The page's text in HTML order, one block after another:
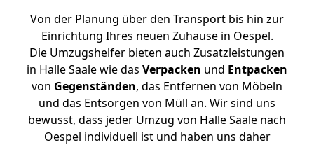
Von der Planung über den Transport bis hin zur
Einrichtung Ihres neuen Zuhause in Oespel.
Die Umzugshelfer bieten auch Zusatzleistungen
in Halle Saale wie das Verpacken und Entpacken
von Gegenständen, das Entfernen von Möbeln
und das Entsorgen von Müll an. Wir sind uns
bewusst, dass jeder Umzug von Halle Saale nach
Oespel individuell ist und haben uns daher